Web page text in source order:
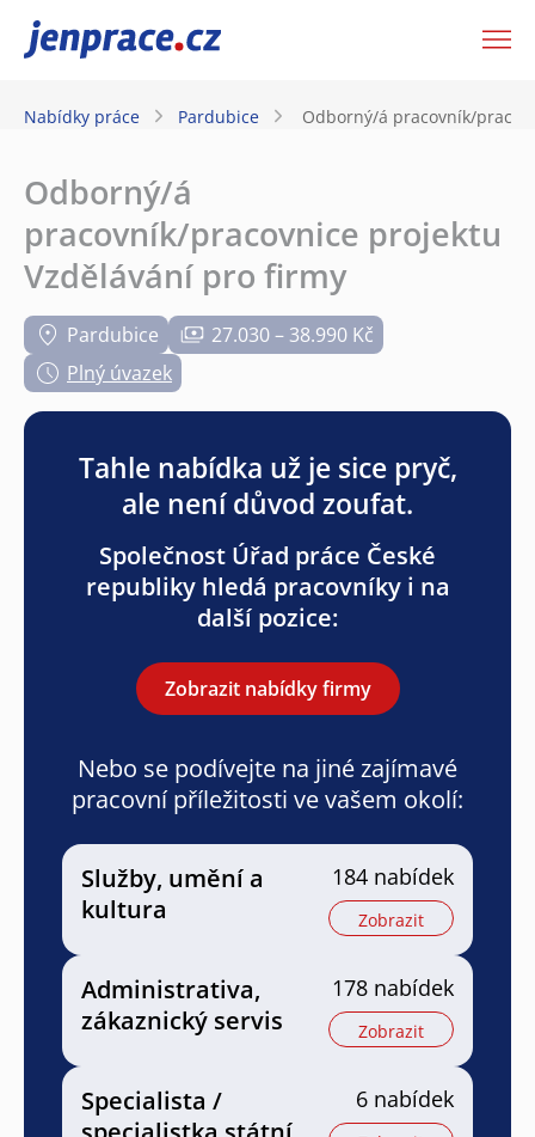
JenPráce.cz
Nabídky práce Pardubice Odborný/á pracovník/
Odborný/á
pracovník/pracovnice projektu
Vzdělávání pro firmy
Pardubice
27.030 – 38.990 Kč
Plný úvazek
Tahle nabídka už je sice pryč,
ale není důvod zoufat.
Společnost Úřad práce České
republiky hledá pracovníky i na
další pozice:
Zobrazit nabídky firmy
Nebo se podívejte na jiné zajímavé
pracovní příležitosti ve vašem okolí:
Služby, umění a
kultura
184 nabídek
Zobrazit
Administrativa,
zákaznický servis
178 nabídek
Zobrazit
Specialista /
6 nabídek